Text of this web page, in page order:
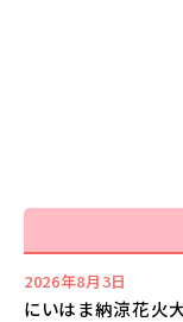
2026年8月3日
にいはま納涼花火